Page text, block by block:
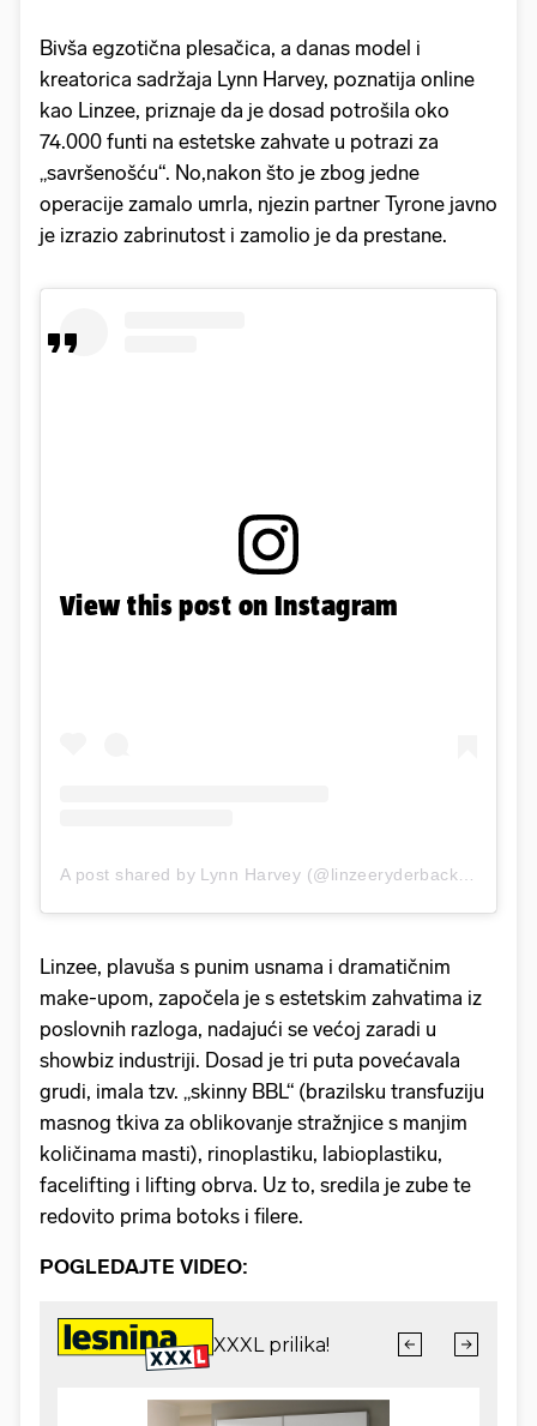
Bivša egzotična plesačica, a danas model i
kreatorica sadržaja Lynn Harvey, poznatija online
kao Linzee, priznaje da je dosad potrošila oko
74.000 funti na estetske zahvate u potrazi za
„savršenošću“. No,nakon što je zbog jedne
operacije zamalo umrla, njezin partner Tyrone javno
je izrazio zabrinutost i zamolio je da prestane.
View this post on Instagram
A post shared by Lynn Harvey (@linzeeryderbackup)
Linzee, plavuša s punim usnama i dramatičnim
make-upom, započela je s estetskim zahvatima iz
poslovnih razloga, nadajući se većoj zaradi u
showbiz industriji. Dosad je tri puta povećavala
grudi, imala tzv. „skinny BBL“ (brazilsku transfuziju
masnog tkiva za oblikovanje stražnjice s manjim
količinama masti), rinoplastiku, labioplastiku,
facelifting i lifting obrva. Uz to, sredila je zube te
redovito prima botoks i filere.
POGLEDAJTE VIDEO: